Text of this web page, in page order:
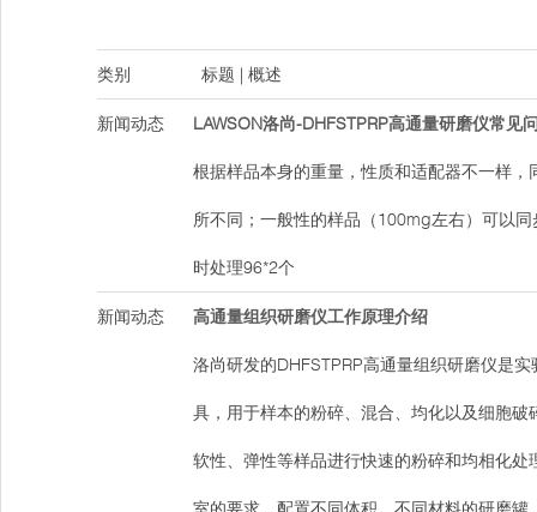
类别 标题 | 概述
新闻动态 LAWSON洛尚-DHFSTPRP高通量研磨仪常见
根据样品本身的重量，性质和适配器不一样，
所不同；一般性的样品（100mg左右）可以
时处理96*2个
新闻动态 高通量组织研磨仪工作原理介绍
洛尚研发的DHFSTPRP高通量组织研磨仪是
具，用于样本的粉碎、混合、均化以及细胞破
软性、弹性等样品进行快速的粉碎和均相化处